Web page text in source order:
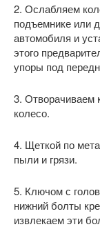
2. Ослабляем
подъемнике или
автомобиля и
этого
упоры под
3. Отворачиваем
колесо.
4. Щеткой по
пыли и грязи.
5. Ключом с
нижний болты
извлекаем эти